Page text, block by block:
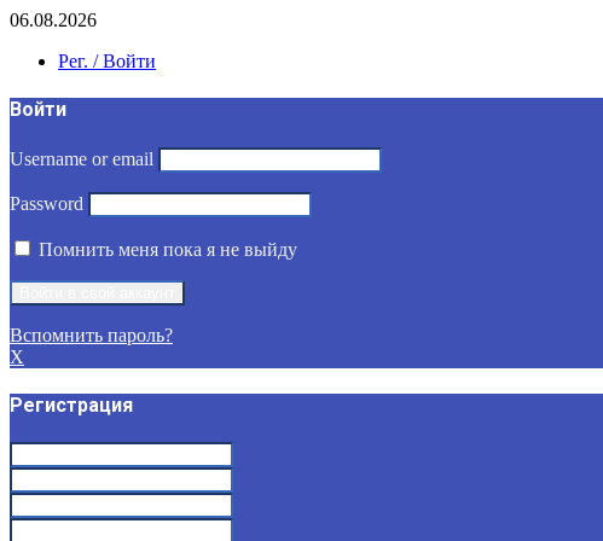
06.08.2026
Рег. / Войти
Войти
Username or email
Password
Помнить меня пока я не выйду
Вспомнить пароль?
X
Регистрация